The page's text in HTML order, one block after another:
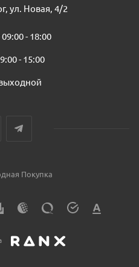
ул. Новая, 4/2
- 18:00
- 15:00
Покупка